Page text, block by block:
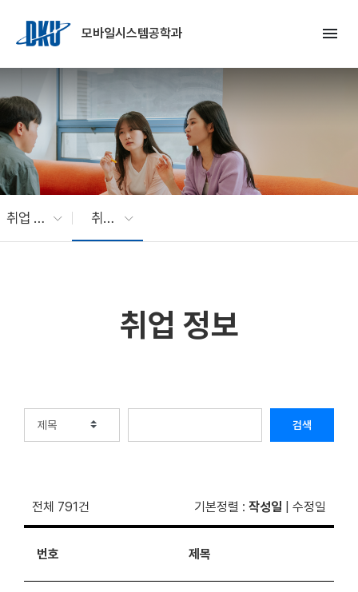
모바일시스템공학과
menu
취업 정보 취업 정보
취업 정보
검색
전체 791건 기본정렬 : 작성일 수정일
번호 제목